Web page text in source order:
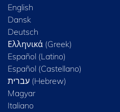
English
Dansk
Deutsch
Ελληνικά (Greek)
Español (Latino)
Español (Castellano)
Magyar
Italiano